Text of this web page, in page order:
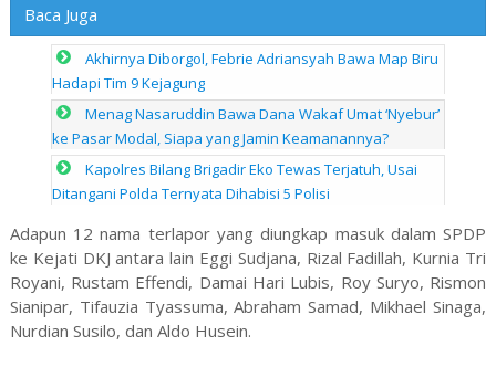
Baca Juga
Akhirnya Diborgol, Febrie Adriansyah Bawa Map Biru
Hadapi Tim 9 Kejagung
Menag Nasaruddin Bawa Dana Wakaf Umat ‘Nyebur’
ke Pasar Modal, Siapa yang Jamin Keamanannya?
Kapolres Bilang Brigadir Eko Tewas Terjatuh, Usai
Ditangani Polda Ternyata Dihabisi 5 Polisi
Adapun 12 nama terlapor yang diungkap masuk dalam SPDP
ke Kejati DKJ antara lain Eggi Sudjana, Rizal Fadillah, Kurnia Tri
Royani, Rustam Effendi, Damai Hari Lubis, Roy Suryo, Rismon
Sianipar, Tifauzia Tyassuma, Abraham Samad, Mikhael Sinaga,
Nurdian Susilo, dan Aldo Husein.